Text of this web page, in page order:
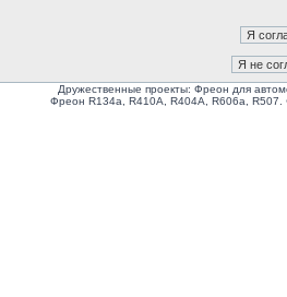
Дружественные проекты: Фреон для
Фреон R134a, R410A, R404A, R606a,